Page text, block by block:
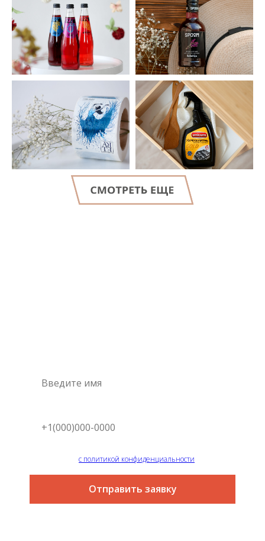
LET'S GO!
с политикой конфиденциальности
Отправить заявку